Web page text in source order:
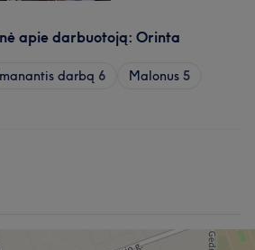
apie darbuotoją: Orinta
darbą 6 Malonus 5